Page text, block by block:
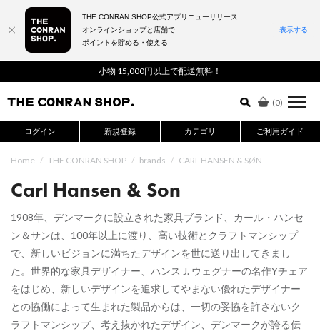
小物 15,000円以上で配送無料！
(0)
ログイン 新規登録 カテゴリ ご利用ガイド
詳細検索はこちら
Home / THE CONRAN SHOP / brands / CARL HANSEN & SØN
Carl Hansen & Son
1908年、デンマークに設立された家具ブランド、カール・ハンセ
ン＆サンは、100年以上に渡り、高い技術とクラフトマンシップ
で、新しいビジョンに満ちたデザインを世に送り出してきまし
た。世界的な家具デザイナー、ハンス J. ウェグナーの名作Yチェア
をはじめ、新しいデザインを追求してやまない優れたデザイナー
との協働によって生まれた製品からは、一切の妥協を許さないク
ラフトマンシップ、考え抜かれたデザイン、デンマークが誇る伝
THE CONRAN SHOP公式アプリニューリリース
オンラインショップと店舗で
ポイントを貯める・使える
表示する